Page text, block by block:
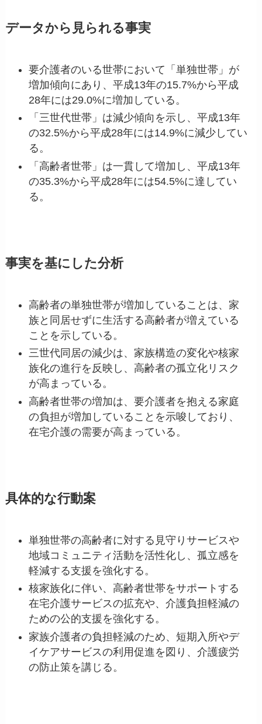
データから見られる事実
要介護者のいる世帯において「単独世帯」が
増加傾向にあり、平成13年の15.7%から平成
28年には29.0%に増加している。
「三世代世帯」は減少傾向を示し、平成13年
の32.5%から平成28年には14.9%に減少してい
る。
「高齢者世帯」は一貫して増加し、平成13年
の35.3%から平成28年には54.5%に達してい
る。
事実を基にした分析
高齢者の単独世帯が増加していることは、家
族と同居せずに生活する高齢者が増えている
ことを示している。
三世代同居の減少は、家族構造の変化や核家
族化の進行を反映し、高齢者の孤立化リスク
が高まっている。
高齢者世帯の増加は、要介護者を抱える家庭
の負担が増加していることを示唆しており、
在宅介護の需要が高まっている。
具体的な行動案
単独世帯の高齢者に対する見守りサービスや
地域コミュニティ活動を活性化し、孤立感を
軽減する支援を強化する。
核家族化に伴い、高齢者世帯をサポートする
在宅介護サービスの拡充や、介護負担軽減の
ための公的支援を強化する。
家族介護者の負担軽減のため、短期入所やデ
イケアサービスの利用促進を図り、介護疲労
の防止策を講じる。